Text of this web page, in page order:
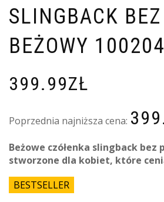
SLINGBACK
BEŻOWY
399.99ZŁ
Poprzednia najniższa cena:
Beżowe czółenka slingback bez
stworzone dla kobiet, które
BESTSELLER